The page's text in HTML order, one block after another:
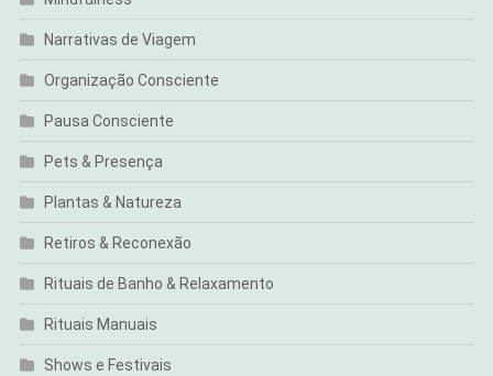
Narrativas de Viagem
Organização Consciente
Pausa Consciente
Pets & Presença
Plantas & Natureza
Retiros & Reconexão
Rituais de Banho & Relaxamento
Rituais Manuais
Shows e Festivais